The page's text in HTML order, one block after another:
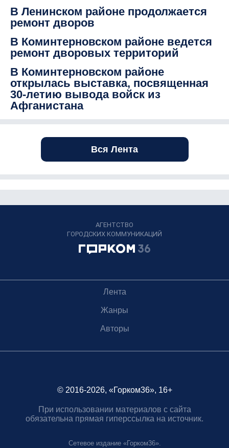
В Ленинском районе продолжается
ремонт дворов
В Коминтерновском районе ведется
ремонт дворовых территорий
В Коминтерновском районе
открылась выставка, посвященная
30-летию вывода войск из
Афганистана
Вся Лента
АГЕНТСТВО
ГОРОДСКИХ КОММУНИКАЦИЙ
Лента
Жанры
Авторы
© 2016-2026, «Горком36», 16+
При использовании материалов с сайта
обязательна прямая гиперссылка на источник.
Сетевое издание «Горком36».